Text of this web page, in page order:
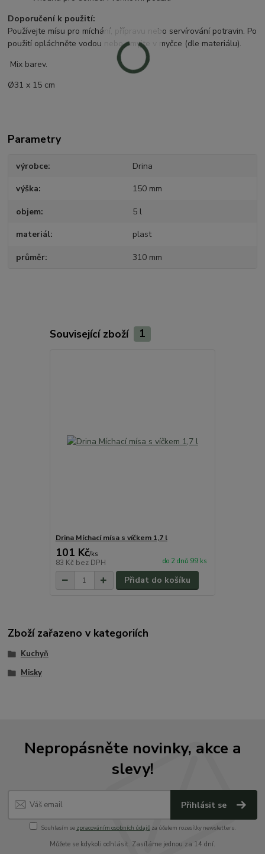
Doporučení k použití:
Používejte mísu pro míchání, přípravu nebo servírování potravin. Po
použití opláchněte vodou nebo umyjte v myčce (dle materiálu).
Mix barev.
Ø31 x 15 cm
Parametry
výrobce Drina
výška 150 mm
objem 5 l
materiál plast
průměr 310 mm
Související zboží 1
Drina Míchací mísa s víčkem 1,7 l
101 Kč/ks
83 Kč bez DPH do 2 dnů 99 ks
Přidat do košíku
Zboží zařazeno v kategoriích
Kuchyň
Misky
Nepropásněte novinky, akce a
slevy!
Přihlásit se
Souhlasím se zpracováním osobních údajůza účelem rozesílky newsletteru.
Můžete se kdykoli odhlásit. Zasíláme jednou za 14 dní.